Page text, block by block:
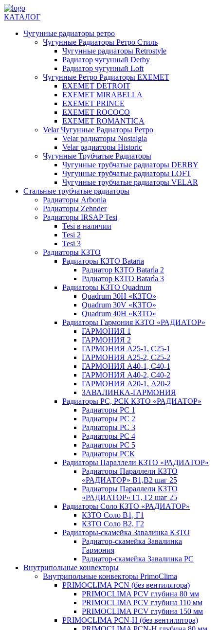
КАТАЛОГ
Чугунные радиаторы ретро
Чугунные Радиаторы Ретро Стиль
Чугунные радиаторы Retrostyle
Радиатор чугунный Derby
Радиатор чугунный Loft
Чугунные Ретро Радиаторы EXEMET
EXEMET DETROIT
EXEMET MIRABELLA
EXEMET PRINCE
EXEMET ROCOCO
EXEMET ROMANTICA
Velar Чугунные Радиаторы Ретро
Velar радиаторы Nostalgia
Velar радиаторы Historic
Чугунные Трубчатые Радиаторы
Чугунные трубчатые радиаторы DERBY
Чугунные трубчатые радиаторы LOFT
Чугунные трубчатые радиаторы VELAR
Стальные трубчатые радиаторы
Радиаторы Arbonia
Радиаторы Zehnder
Радиаторы IRSAP Tesi
Tesi в наличии
Tesi 2
Tesi 3
Радиаторы КЗТО
Радиаторы КЗТО Bataria
Радиатор КЗТО Batarìa 2
Радиатор КЗТО Batarìa 3
Радиаторы КЗТО Quadrum
Quadrum 30H «КЗТО»
Quadrum 30V «КЗТО»
Quadrum 40H «КЗТО»
Радиаторы Гармония КЗТО «РАДИАТОР»
ГАРМОНИЯ 1
ГАРМОНИЯ 2
ГАРМОНИЯ А25-1, С25-1
ГАРМОНИЯ А25-2, С25-2
ГАРМОНИЯ А40-1, С40-1
ГАРМОНИЯ А40-2, С40-2
ГАРМОНИЯ А20-1, А20-2
ЗАВАЛИНКА-ГАРМОНИЯ
Радиаторы РС, РСК КЗТО «РАДИАТОР»
Радиаторы РС 1
Радиаторы РС 2
Радиаторы РС 3
Радиаторы РС 4
Радиаторы РС 5
Радиаторы РСК
Радиаторы Параллели КЗТО «РАДИАТОР»
Радиаторы Параллели КЗТО
«РАДИАТОР» В1,В2 шаг 25
Радиаторы Параллели КЗТО
«РАДИАТОР» Г1, Г2 шаг 25
Радиаторы Соло КЗТО «РАДИАТОР»
КЗТО Соло В1, Г1
КЗТО Соло В2, Г2
Радиаторы-скамейка Завалинка КЗТО
Радиатор-скамейка Завалинка
Гармония
Радиатор-скамейка Завалинка РС
Внутрипольные конвекторы
Внутрипольные конвекторы PrimoClima
PRIMOCLIMA PCN (без вентилятора)
PRIMOCLIMA PCV глубина 80 мм
PRIMOCLIMA PCV глубина 110 мм
PRIMOCLIMA PCV глубина 150 мм
PRIMOCLIMA PCN-H (без вентилятора)